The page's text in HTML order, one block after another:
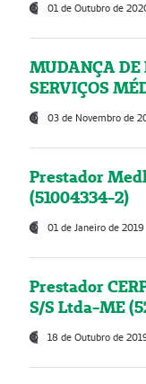
01 de Outubro de
MUDANÇA DE
SERVIÇOS
03 de Novembro de
Prestador
(51004334-2)
01 de Janeiro de 2019
Prestador
S/S Ltda-ME
18 de Outubro de